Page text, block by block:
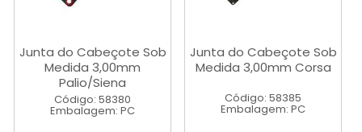
Junta do Cabeçote Sob
Medida 3,00mm
Palio/Siena
Código: 58380
Embalagem: PC
Junta do Cabeçote Sob
Medida 3,00mm Corsa
Código: 58385
Embalagem: PC